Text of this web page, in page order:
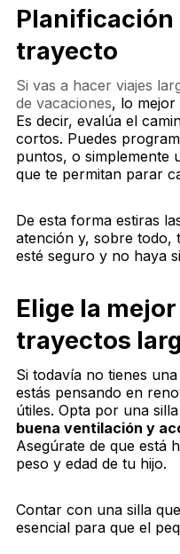
Planificación
trayecto
Si vas a hacer viajes
de vacaciones, lo mejor
Es decir, evalúa el
cortos. Puedes
puntos, o simplemente
que te permitan parar
De esta forma estiras
atención y, sobre todo,
esté seguro y no haya
Elige la
trayectos
Si todavía no tienes
estás pensando en
útiles. Opta por una
buena ventilación y
Asegúrate de que está
peso y edad de tu hijo.
Contar con una silla
esencial para que el